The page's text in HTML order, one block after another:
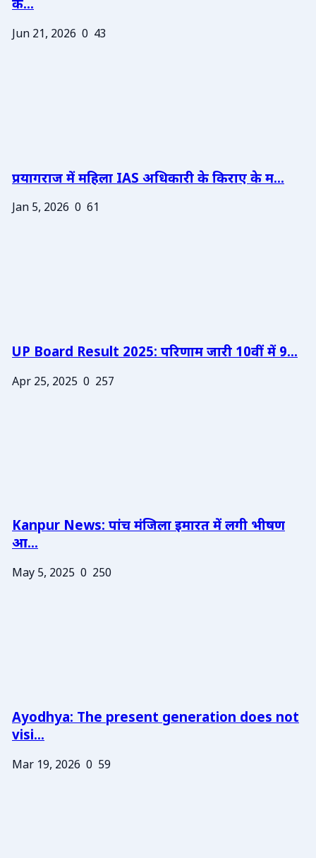
के...
Jun 21, 2026 0 43
प्रयागराज में महिला IAS अधिकारी के किराए के म...
Jan 5, 2026 0 61
UP Board Result 2025: परिणाम जारी 10वीं में 9...
Apr 25, 2025 0 257
Kanpur News: पांच मंजिला इमारत में लगी भीषण
आ...
May 5, 2025 0 250
Ayodhya: The present generation does not
visi...
Mar 19, 2026 0 59